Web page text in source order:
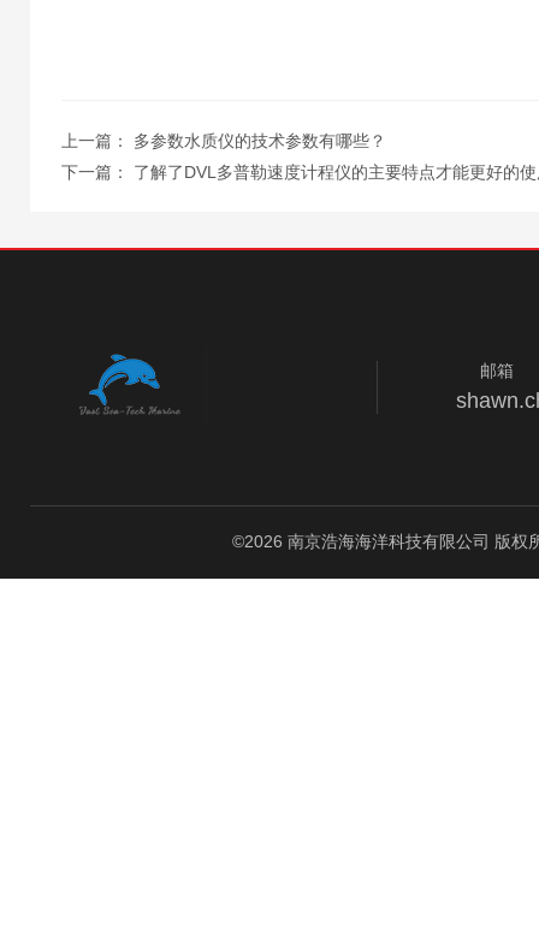
上一篇： 多参数水质仪的技术参数有哪些？
下一篇： 了解了DVL多普勒速度计程仪的主要特点才能更好的
邮箱
©2026 南京浩海海洋科技有限公司 版权